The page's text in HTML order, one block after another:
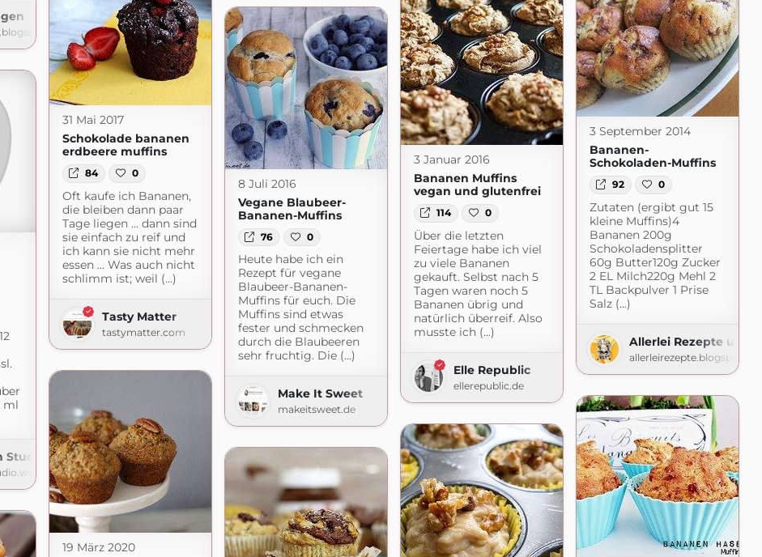
31 Mai 2017
Schokolade bananen
erdbeere muffins
84 0
Oft kaufe ich Bananen,
die bleiben dann paar
Tage liegen … dann sind
sie einfach zu reif und
ich kann sie nicht mehr
essen … Was auch nicht
schlimm ist; weil (...)
Tasty Matter
tastymatter.com
3 September 2014
Bananen-
Schokoladen-Muffins
92 0
Zutaten (ergibt gut 15
kleine Muffins)4
Bananen 200g
Schokoladensplitter
60g Butter120g Zucker
2 EL Milch220g Mehl 2
TL Backpulver 1 Prise
Salz (...)
Allerlei Rezepte und
3 Januar 2016
Bananen Muffins
vegan und glutenfrei
114 0
Über die letzten
Feiertage habe ich viel
zu viele Bananen
gekauft. Selbst nach 5
Tagen waren noch 5
Bananen übrig und
natürlich überreif. Also
musste ich (...)
Elle Republic
ellerepublic.de
8 Juli 2016
Vegane Blaubeer-
Bananen-Muffins
76 0
Heute habe ich ein
Rezept für vegane
Blaubeer-Bananen-
Muffins für euch. Die
Muffins sind etwas
fester und schmecken
durch die Blaubeeren
sehr fruchtig. Die (...)
Make It Sweet
makeitsweet.de
ml
19 März 2020